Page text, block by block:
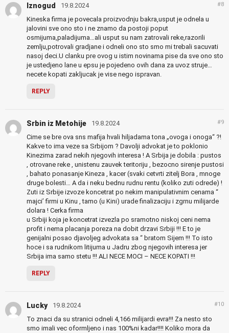
Iznogud 19.8.2024 #8
Kineska firma je povecala proizvodnju bakra,usput je odnela u
jalovini sve ono sto i ne znamo da postoji poput
osmijuma,paladijuma…ali usput su nam zatrovali reke,razorili
zemlju,potrovali gradjane i odneli ono sto smo mi trebali sacuvati
nasoj deci.U clanku pre ovog u istim novinama pise da sve ono sto
je ustedjeno lane u epsu je pojedeno ovih dana za uvoz struje…
necete kopati zakljucak je vise nego ispravan.
REPLY
Srbin iz Metohije 19.8.2024 #9
Cime se bre ova sns mafija hvali hiljadama tona „ovoga i onoga“ ?!
Kakve to ima veze sa Srbijom ? Davolji advokat je to poklonio
Kinezima zarad nekih njegovih interesa ! A Srbija je dobila : pustos
, otrovane reke , unistenu zauvek teritoriju , bezocno sirenje pustosi
, bahato ponasanje Kineza , kacer (svaki cetvrti zitelj Bora , mnoge
druge bolesti… A da i neku bednu rudnu rentu (koliko zuti odrede) !
Zuti iz Srbije izvoze koncetrat po nekim manipulativnim cenama “
majci’ firmi u Kinu , tamo (u Kini) urade finalizaciju i zgrnu milijarde
dolara ! Cerka firma
u Srbiji koja je koncetrat izvezla po sramotno niskoj ceni nema
profit i nema placanja poreza na dobit drzavi Srbiji !!! E to je
genijalni posao djavoljeg advokata sa “ bratom Sijem !!! To isto
hoce i sa rudnikom litijuma u Jadru zbog njegovih interesa jer
Srbija ima samo stetu !!! ALI NECE MOCI – NECE KOPATI !!!
REPLY
Lucky 19.8.2024 #10
To znaci da su stranici odneli 4,166 milijardi evra!!! Za nesto sto
smo imali vec oformljeno i nas 100%ni kadar!!!! Koliko mora da